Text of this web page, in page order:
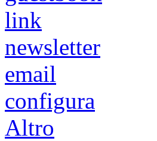
link
newsletter
email
configura
Altro